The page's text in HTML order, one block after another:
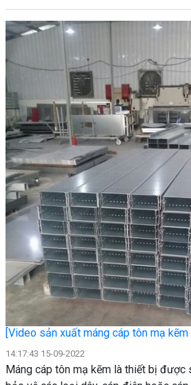
[Video sản xuất máng cáp tôn mạ
14:17:43 15-09-2022
Máng cáp tôn mạ kẽm là thiết bị